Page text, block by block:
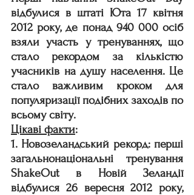
відбулися в штаті Юта 17 квітня
2012 року, де понад 940 000 осіб
взяли участь у тренуваннях, що
стало рекордом за кількістю
учасників на душу населення. Це
стало важливим кроком для
популяризації подібних заходів по
всьому світу.
Цікаві факти:
1. Новозеландський рекорд: перші
загальнонаціональні тренування
ShakeOut в Новій Зеландії
відбулися 26 вересня 2012 року,